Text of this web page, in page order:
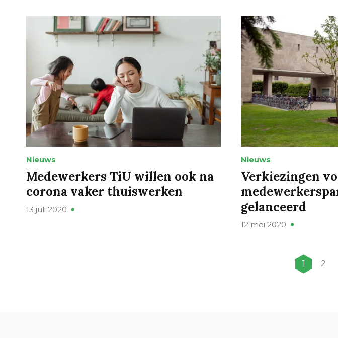
Nieuws
Medewerkers TiU willen ook na
corona vaker thuiswerken
13 juli 2020
Nieuws
Verkiezingen
gelanceerd
12 mei 2020
1 2